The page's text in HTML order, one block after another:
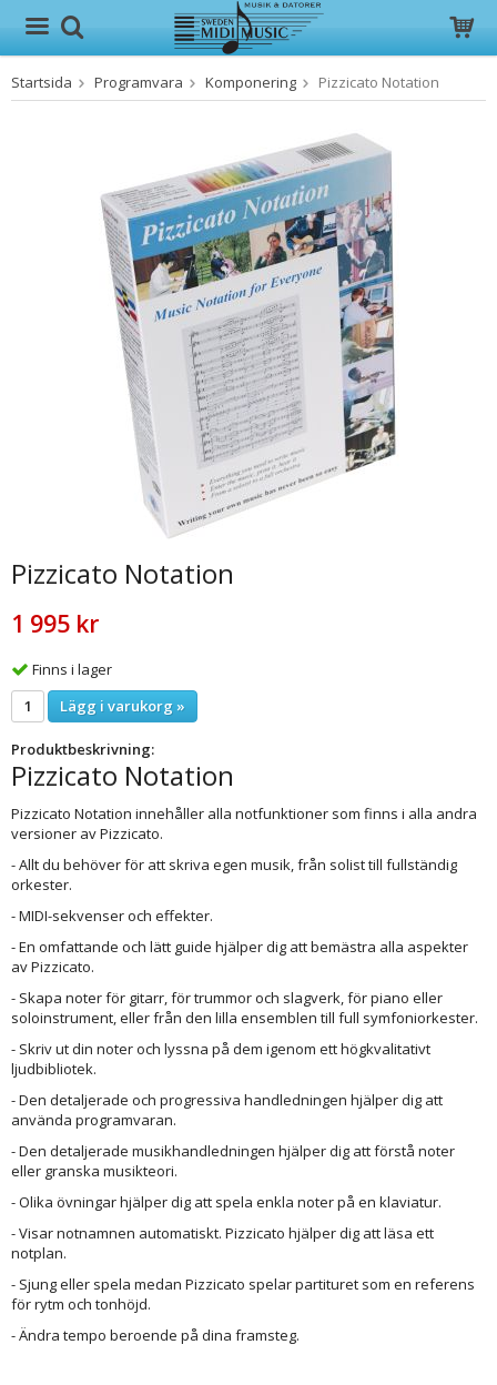
Produkten har blivit tillagd i varukorgen
Startsida Programvara Komponering Pizzicato Notation
Pizzicato Notation
1 995 kr
Finns i lager
Lägg i varukorg »
Produktbeskrivning:
Pizzicato Notation
Pizzicato Notation innehåller alla notfunktioner som finns i alla andra
versioner av Pizzicato.
- Allt du behöver för att skriva egen musik, från solist till fullständig
orkester.
- MIDI-sekvenser och effekter.
- En omfattande och lätt guide hjälper dig att bemästra alla aspekter
av Pizzicato.
- Skapa noter för gitarr, för trummor och slagverk, för piano eller
soloinstrument, eller från den lilla ensemblen till full symfoniorkester.
- Skriv ut din noter och lyssna på dem igenom ett högkvalitativt
ljudbibliotek.
- Den detaljerade och progressiva handledningen hjälper dig att
använda programvaran.
- Den detaljerade musikhandledningen hjälper dig att förstå noter
eller granska musikteori.
- Olika övningar hjälper dig att spela enkla noter på en klaviatur.
- Visar notnamnen automatiskt. Pizzicato hjälper dig att läsa ett
notplan.
- Sjung eller spela medan Pizzicato spelar partituret som en referens
för rytm och tonhöjd.
- Ändra tempo beroende på dina framsteg.